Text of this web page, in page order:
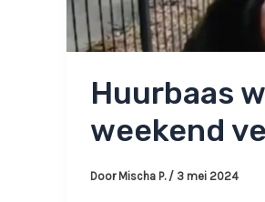
Huurbaas
weekend
Door Mischa P. / 3 mei 2024